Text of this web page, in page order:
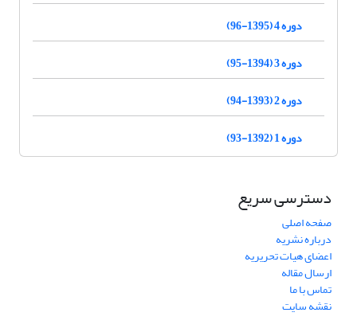
دوره 4 (1395-96)
دوره 3 (1394-95)
دوره 2 (1393-94)
دوره 1 (1392-93)
دسترسی سریع
صفحه اصلی
درباره نشریه
اعضای هیات تحریریه
ارسال مقاله
تماس با ما
نقشه سایت